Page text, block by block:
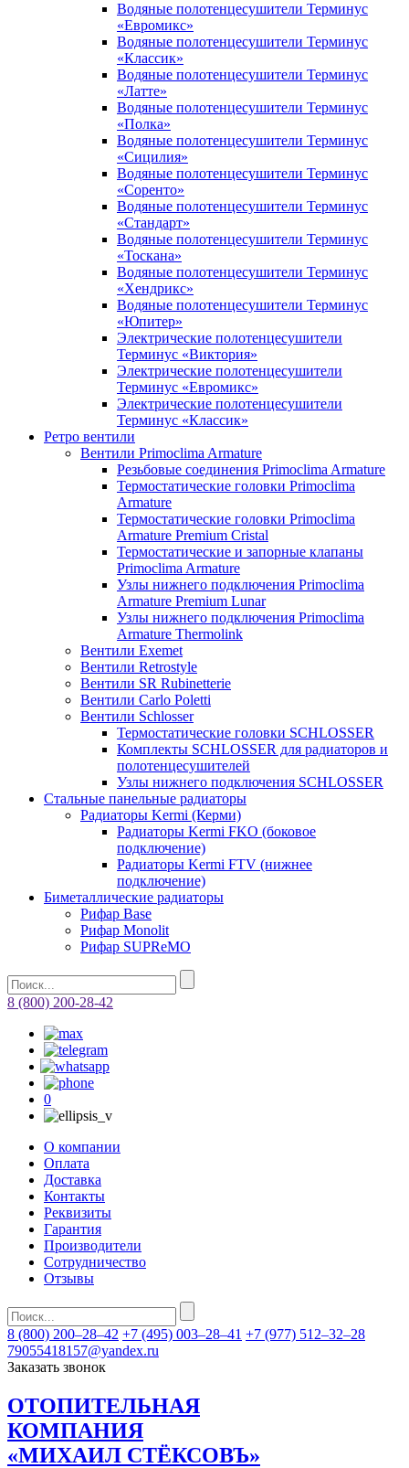
Водяные полотенцесушители Терминус
«Евромикс»
Водяные полотенцесушители Терминус
«Классик»
Водяные полотенцесушители Терминус
«Латте»
Водяные полотенцесушители Терминус
«Полка»
Водяные полотенцесушители Терминус
«Сицилия»
Водяные полотенцесушители Терминус
«Соренто»
Водяные полотенцесушители Терминус
«Стандарт»
Водяные полотенцесушители Терминус
«Тоскана»
Водяные полотенцесушители Терминус
«Хендрикс»
Водяные полотенцесушители Терминус
«Юпитер»
Электрические полотенцесушители
Терминус «Виктория»
Электрические полотенцесушители
Терминус «Евромикс»
Электрические полотенцесушители
Терминус «Классик»
Ретро вентили
Вентили Primoclima Armature
Резьбовые соединения Primoclima Armature
Термостатические головки Primoclima
Armature
Термостатические головки Primoclima
Armature Premium Cristal
Термостатические и запорные клапаны
Primoclima Armature
Узлы нижнего подключения Primoclima
Armature Premium Lunar
Узлы нижнего подключения Primoclima
Armature Thermolink
Вентили Exemet
Вентили Retrostyle
Вентили SR Rubinetterie
Вентили Carlo Poletti
Вентили Schlosser
Термостатические головки SCHLOSSER
Комплекты SCHLOSSER для радиаторов и
полотенцесушителей
Узлы нижнего подключения SCHLOSSER
Стальные панельные радиаторы
Радиаторы Kermi (Керми)
Радиаторы Kermi FKO (боковое
подключение)
Радиаторы Kermi FTV (нижнее
подключение)
Биметаллические радиаторы
Рифар Base
Рифар Monolit
Рифар SUPReMO
8 (800) 200-28-42
0
О компании
Оплата
Доставка
Контакты
Реквизиты
Гарантия
Производители
Сотрудничество
Отзывы
8 (800) 200–28–42 +7 (495) 003–28–41 +7 (977) 512–32–28
79055418157@yandex.ru
Заказать звонок
ОТОПИТЕЛЬНАЯ
КОМПАНИЯ
«МИХАИЛ СТЁКСОВЪ»